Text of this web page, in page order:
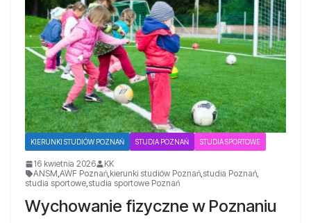
KIERUNKI STUDIÓW POZNAŃ STUDIA POZNAŃ STUDIA SPORTOWE
16 kwietnia 2026
KK
ANSM,AWF Poznań,kierunki studiów Poznań,studia Poznań,
studia sportowe,studia sportowe Poznań
Wychowanie fizyczne w Poznaniu